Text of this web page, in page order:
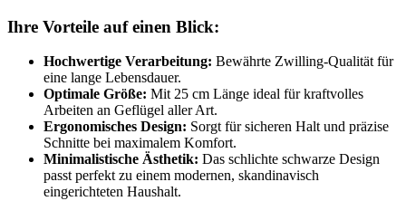
Ihre Vorteile auf einen Blick:
Hochwertige Verarbeitung: Bewährte Zwilling-Qualität für
eine lange Lebensdauer.
Optimale Größe: Mit 25 cm Länge ideal für kraftvolles
Arbeiten an Geflügel aller Art.
Ergonomisches Design: Sorgt für sicheren Halt und präzise
Schnitte bei maximalem Komfort.
Minimalistische Ästhetik: Das schlichte schwarze Design
passt perfekt zu einem modernen, skandinavisch
eingerichteten Haushalt.